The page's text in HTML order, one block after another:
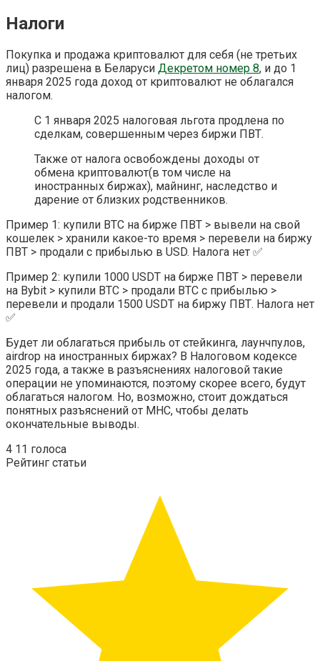
Налоги
Покупка и продажа криптовалют для себя (не третьих
лиц) разрешена в Беларуси Декретом номер 8, и до 1
января 2025 года доход от криптовалют не облагался
налогом.
С 1 января 2025 налоговая льгота продлена по
сделкам, совершенным через биржи ПВТ.
Также от налога освобождены доходы от
обмена криптовалют(в том числе на
иностранных биржах), майнинг, наследство и
дарение от близких родственников.
Пример 1: купили BTC на бирже ПВТ > вывели на свой
кошелек > хранили какое-то время > перевели на биржу
ПВТ > продали с прибылью в USD. Налога нет ✅
Пример 2: купили 1000 USDT на бирже ПВТ > перевели
на Bybit > купили BTC > продали BTC с прибылью >
перевели и продали 1500 USDT на биржу ПВТ. Налога нет
✅
Будет ли облагаться прибыль от стейкинга, лаунчпулов,
airdrop на иностранных биржах? В Налоговом кодексе
2025 года, а также в разъяснениях налоговой такие
операции не упоминаются, поэтому скорее всего, будут
облагаться налогом. Но, возможно, стоит дождаться
понятных разъяснений от МНС, чтобы делать
окончательные выводы.
4 11 голоса
Рейтинг статьи